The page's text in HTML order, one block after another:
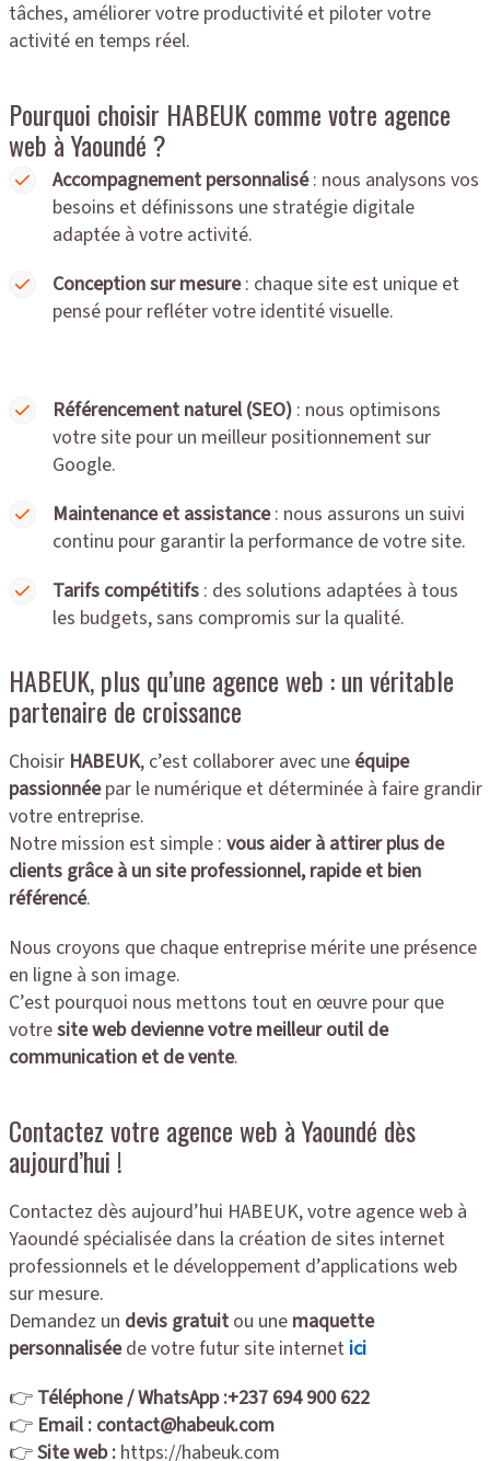
tâches, améliorer votre productivité et piloter votre
activité en temps réel.
Pourquoi choisir HABEUK comme votre agence
web à Yaoundé ?
Accompagnement personnalisé: nous analysons vos
besoins et définissons une stratégie digitale
adaptée à votre activité.
Conception sur mesure: chaque site est unique et
pensé pour refléter votre identité visuelle.
Référencement naturel (SEO): nous optimisons
votre site pour un meilleur positionnement sur
Google.
Maintenance et assistance: nous assurons un suivi
continu pour garantir la performance de votre site.
Tarifs compétitifs: des solutions adaptées à tous
les budgets, sans compromis sur la qualité.
HABEUK, plus qu’une agence web : un véritable
partenaire de croissance
Choisir HABEUK, c’est collaborer avec une équipe
passionnéepar le numérique et déterminée à faire grandir
votre entreprise.
Notre mission est simple : vous aider à attirer plus de
clients grâce à un site professionnel, rapide et bien
référencé.
Nous croyons que chaque entreprise mérite une présence
en ligne à son image.
C’est pourquoi nous mettons tout en œuvre pour que
votresite web devienne votre meilleur outil de
communication et de vente.
Contactez votre agence web à Yaoundé dès
aujourd’hui !
Contactez dès aujourd’hui HABEUK, votre agence web à
Yaoundé spécialisée dans la création de sites internet
professionnels et le développement d’applications web
sur mesure.
Demandez un devis gratuitou une maquette
personnaliséede votre futur site internet ici
👉 Téléphone / WhatsApp :+237 694 900 622
👉 Email : contact@habeuk.com
👉Site web : https://habeuk.com